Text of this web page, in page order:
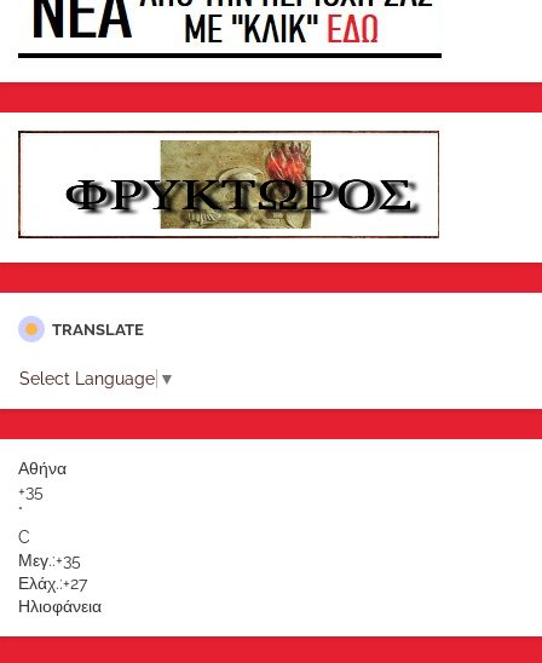
TRANSLATE
Select Language ▼
Αθήνα
+35
°
C
Μεγ.:+35
Ελάχ.:+27
Ηλιοφάνεια